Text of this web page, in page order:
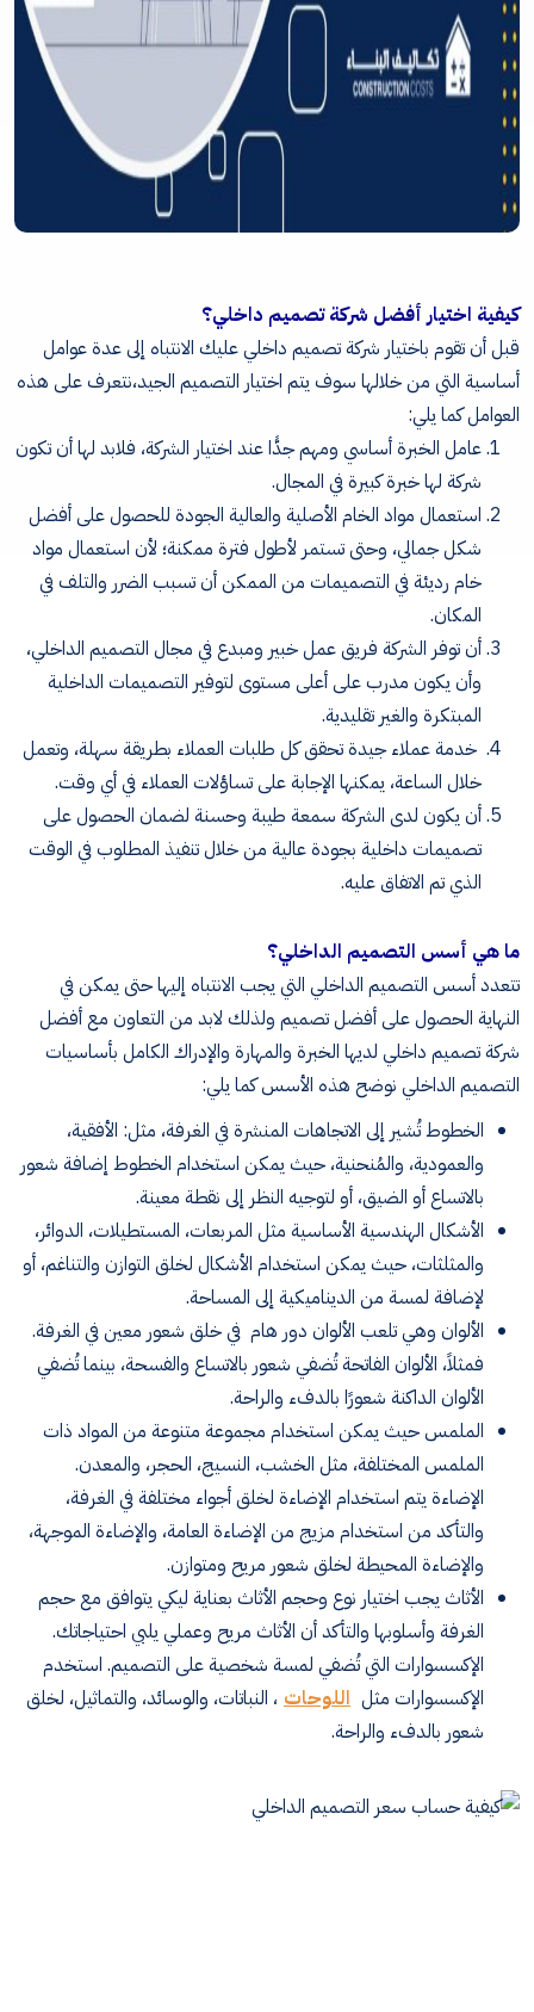
كيفية اختيار أفضل شركة تصميم داخلي؟
قبل أن تقوم باختيار شركة تصميم داخلي عليك الانتباه إلى عدة عوامل
أساسية التي من خلالها سوف يتم اختيار التصميم الجيد،نتعرف على هذه
العوامل كما يلي:
عامل الخبرة أساسي ومهم جدًّا عند اختيار الشركة، فلابد لها أن تكون
شركة لها خبرة كبيرة في المجال.
استعمال مواد الخام الأصلية والعالية الجودة للحصول على أفضل
شكل جمالي، وحتى تستمر لأطول فترة ممكنة؛ لأن استعمال مواد
خام رديئة في التصميمات من الممكن أن تسبب الضرر والتلف في
المكان.
أن توفر الشركة فريق عمل خبير ومبدع في مجال التصميم الداخلي،
وأن يكون مدرب على أعلى مستوى لتوفير التصميمات الداخلية
المبتكرة والغير تقليدية.
خدمة عملاء جيدة تحقق كل طلبات العملاء بطريقة سهلة، وتعمل
خلال الساعة، يمكنها الإجابة على تساؤلات العملاء في أي وقت.
أن يكون لدى الشركة سمعة طيبة وحسنة لضمان الحصول على
تصميمات داخلية بجودة عالية من خلال تنفيذ المطلوب في الوقت
الذي تم الاتفاق عليه.
ما هي أسس التصميم الداخلي؟
تتعدد أسس التصميم الداخلي التي يجب الانتباه إليها حتى يمكن في
النهاية الحصول على أفضل تصميم ولذلك لابد من التعاون مع أفضل
شركة تصميم داخلي لديها الخبرة والمهارة والإدراك الكامل بأساسيات
التصميم الداخلي نوضح هذه الأسس كما يلي:
الخطوط تُشير إلى الاتجاهات المنشرة في الغرفة، مثل: الأفقية،
والعمودية، والمُنحنية، حيث يمكن استخدام الخطوط إضافة شعور
بالاتساع أو الضيق، أو لتوجيه النظر إلى نقطة معينة.
الأشكال الهندسية الأساسية مثل المربعات، المستطيلات، الدوائر،
والمثلثات، حيث يمكن استخدام الأشكال لخلق التوازن والتناغم، أو
لإضافة لمسة من الديناميكية إلى المساحة.
الألوان وهي تلعب الألوان دور هام في خلق شعور معين في الغرفة.
فمثلاً، الألوان الفاتحة تُضفي شعور بالاتساع والفسحة، بينما تُضفي
الألوان الداكنة شعورًا بالدفء والراحة.
الملمس حيث يمكن استخدام مجموعة متنوعة من المواد ذات
الملمس المختلفة، مثل الخشب، النسيج، الحجر، والمعدن.
الإضاءة يتم استخدام الإضاءة لخلق أجواء مختلفة في الغرفة،
والتأكد من استخدام مزيج من الإضاءة العامة، والإضاءة الموجهة،
والإضاءة المحيطة لخلق شعور مريح ومتوازن.
الأثاث يجب اختيار نوع وحجم الأثاث بعناية ليكي يتوافق مع حجم
الغرفة وأسلوبها والتأكد أن الأثاث مريح وعملي يلبي احتياجاتك.
الإكسسوارات التي تُضفي لمسة شخصية على التصميم. استخدم
الإكسسوارات مثل اللوحات ، النباتات، والوسائد، والتماثيل، لخلق
شعور بالدفء والراحة.